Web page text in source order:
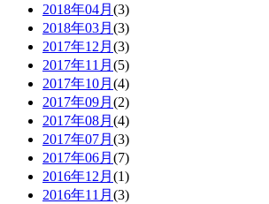
2018年04月 (3)
2018年03月 (3)
2017年12月 (3)
2017年11月 (5)
2017年10月 (4)
2017年09月 (2)
2017年08月 (4)
2017年07月 (3)
2017年06月 (7)
2016年12月 (1)
2016年11月 (3)